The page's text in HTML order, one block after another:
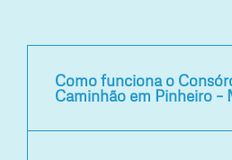
Como funciona o
Caminhão em Pinheiro –